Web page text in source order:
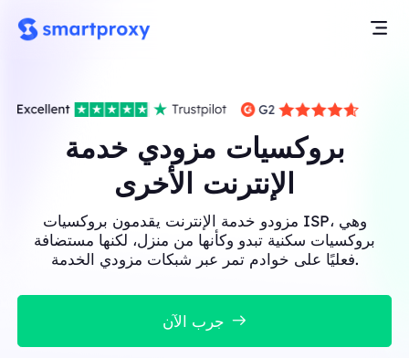
بروكسيات مزودي خدمة
الإنترنت الأخرى
مزودو خدمة الإنترنت يقدمون بروكسيات ISP، وهي
بروكسيات سكنية تبدو وكأنها من منزل، لكنها مستضافة
فعليًا على خوادم تمر عبر شبكات مزودي الخدمة.
جرب الآن